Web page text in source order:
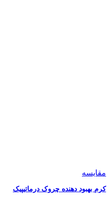
مقایسه
کرم بهبود دهنده چروک درماتیپیک